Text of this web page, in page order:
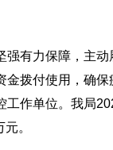
力保障，主动
拨付使用，确
作单位。我局
。